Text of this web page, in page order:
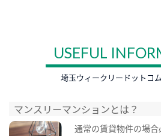
USEFUL
埼玉ウィークリードットコ
マンスリーマンションとは？
通常の賃貸物件の場